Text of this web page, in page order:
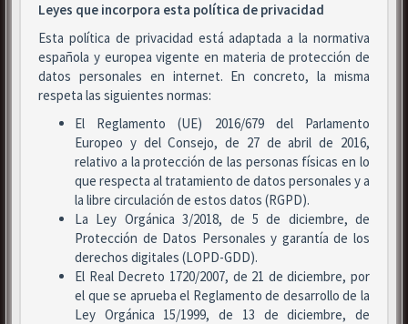
Leyes que incorpora esta política de privacidad
Esta política de privacidad está adaptada a la normativa
española y europea vigente en materia de protección de
datos personales en internet. En concreto, la misma
respeta las siguientes normas:
El Reglamento (UE) 2016/679 del Parlamento
Europeo y del Consejo, de 27 de abril de 2016,
relativo a la protección de las personas físicas en lo
que respecta al tratamiento de datos personales y a
la libre circulación de estos datos (RGPD).
La Ley Orgánica 3/2018, de 5 de diciembre, de
Protección de Datos Personales y garantía de los
derechos digitales (LOPD-GDD).
El Real Decreto 1720/2007, de 21 de diciembre, por
el que se aprueba el Reglamento de desarrollo de la
Ley Orgánica 15/1999, de 13 de diciembre, de